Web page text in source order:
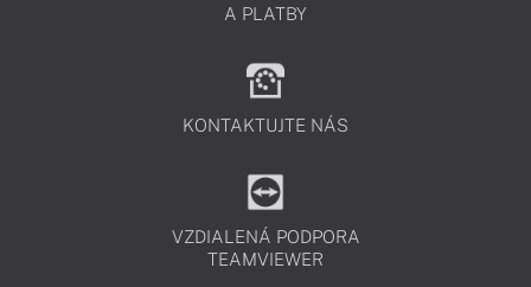
A PLATBY
KONTAKTUJTE NÁS
VZDIALENÁ PODPORA
TEAMVIEWER